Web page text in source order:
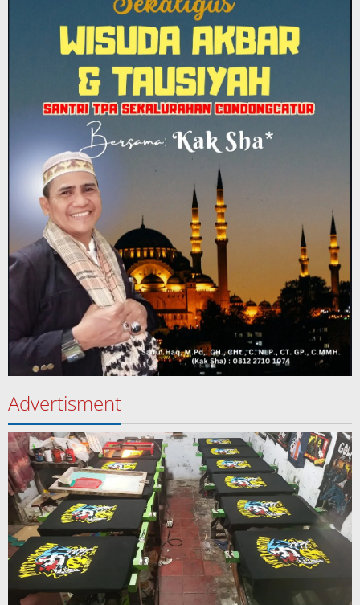
Advertisment